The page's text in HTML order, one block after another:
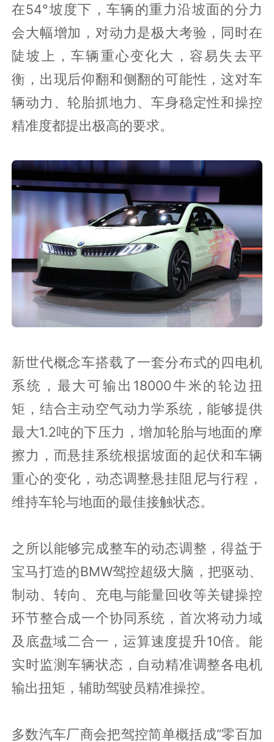
在54°坡度下，车辆的重力沿坡面的分力
会大幅增加，对动力是极大考验，同时在
陡坡上，车辆重心变化大，容易失去平
衡，出现后仰翻和侧翻的可能性，这对车
辆动力、轮胎抓地力、车身稳定性和操控
精准度都提出极高的要求。
新世代概念车搭载了一套分布式的四电机
系统，最大可输出18000牛米的轮边扭
矩，结合主动空气动力学系统，能够提供
最大1.2吨的下压力，增加轮胎与地面的摩
擦力，而悬挂系统根据坡面的起伏和车辆
重心的变化，动态调整悬挂阻尼与行程，
维持车轮与地面的最佳接触状态。
之所以能够完成整车的动态调整，得益于
宝马打造的BMW驾控超级大脑，把驱动、
制动、转向、充电与能量回收等关键操控
环节整合成一个协同系统，首次将动力域
及底盘域二合一，运算速度提升10倍。能
实时监测车辆状态，自动精准调整各电机
输出扭矩，辅助驾驶员精准操控。
多数汽车厂商会把驾控简单概括成“零百加